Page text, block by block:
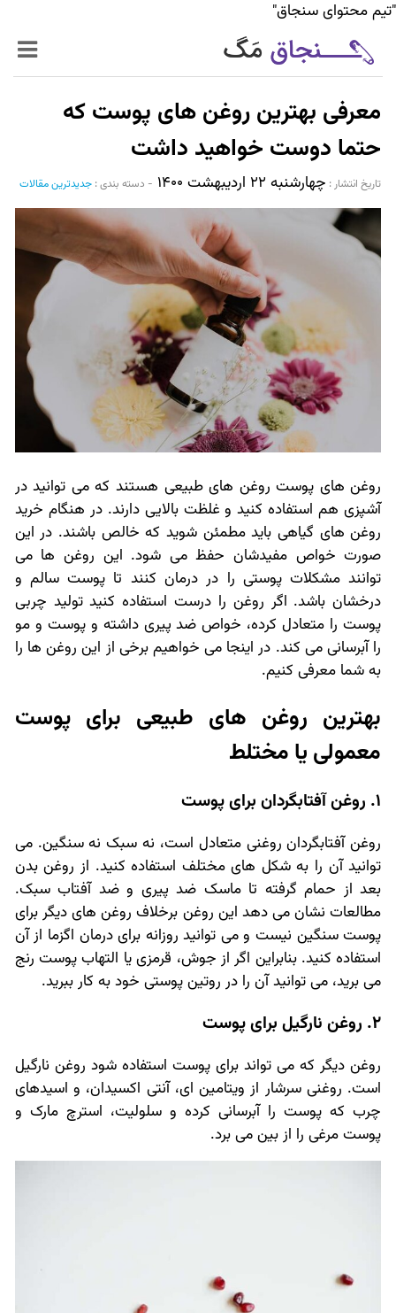
"تیم محتوای سنجاق"
زنده‌تر
حرفه‌ای‌تر
سیر تا پیاز خدمات
World Mag
بازار آنلاین سنجاق
معرفی بهترین روغن های پوست که
حتما دوست خواهید داشت
تاریخ انتشار :‌ چهارشنبه ۲۲ اردیبهشت ۱۴۰۰ - دسته بندی : جدیدترین مقالات
روغن های پوست روغن های طبیعی هستند که می توانید در
آشپزی هم استفاده کنید و غلظت بالایی دارند. در هنگام خرید
روغن های گیاهی باید مطمئن شوید که خالص باشند. در این
صورت خواص مفیدشان حفظ می شود. این روغن ها می
توانند مشکلات پوستی را در درمان کنند تا پوست سالم و
درخشان باشد. اگر روغن را درست استفاده کنید تولید چربی
پوست را متعادل کرده، خواص ضد پیری داشته و پوست و مو
را آبرسانی می کند. در اینجا می خواهیم برخی از این روغن ها را
به شما معرفی کنیم.
بهترین روغن های طبیعی برای پوست
معمولی یا مختلط
1. روغن آفتابگردان برای پوست
روغن آفتابگردان روغنی متعادل است، نه سبک نه سنگین. می
توانید آن را به شکل های مختلف استفاده کنید. از روغن بدن
بعد از حمام گرفته تا ماسک ضد پیری و ضد آفتاب سبک.
مطالعات نشان می دهد این روغن برخلاف روغن های دیگر برای
پوست سنگین نیست و می توانید روزانه برای درمان اگزما از آن
استفاده کنید. بنابراین اگر از جوش، قرمزی یا التهاب پوست رنج
می برید، می توانید آن را در روتین پوستی خود به کار ببرید.
2. روغن نارگیل برای پوست
روغن دیگر که می تواند برای پوست استفاده شود روغن نارگیل
است. روغنی سرشار از ویتامین ای، آنتی اکسیدان، و اسیدهای
چرب که پوست را آبرسانی کرده و سلولیت، استرچ مارک و
پوست مرغی را از بین می برد.